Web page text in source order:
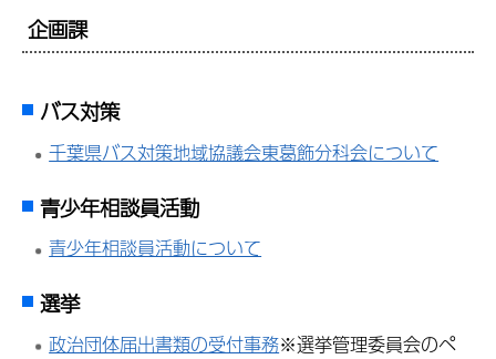
企画課
バス対策
千葉県バス対策地域協議会東葛飾分科会について
青少年相談員活動
青少年相談員活動について
選挙
政治団体届出書類の受付事務※選挙管理委員会のペ